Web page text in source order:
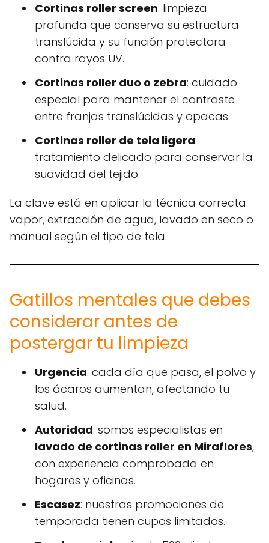
Cortinas roller screen: limpieza
profunda que conserva su estructura
translúcida y su función protectora
contra rayos UV.
Cortinas roller duo o zebra: cuidado
especial para mantener el contraste
entre franjas translúcidas y opacas.
Cortinas roller de tela ligera:
tratamiento delicado para conservar la
suavidad del tejido.
La clave está en aplicar la técnica correcta:
vapor, extracción de agua, lavado en seco o
manual según el tipo de tela.
Gatillos mentales que debes
considerar antes de
postergar tu limpieza
Urgencia: cada día que pasa, el polvo y
los ácaros aumentan, afectando tu
salud.
Autoridad: somos especialistas en
lavado de cortinas roller en Miraflores,
con experiencia comprobada en
hogares y oficinas.
Escasez: nuestras promociones de
temporada tienen cupos limitados.